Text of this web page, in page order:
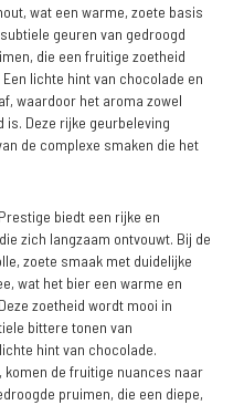
wat een warme, zoete basis
geuren van gedroogd
die een fruitige zoetheid
lichte hint van chocolade en
waardoor het aroma zowel
Deze rijke geurbeleving
de complexe smaken die het
biedt een rijke en
zich langzaam ontvouwt. Bij de
zoete smaak met duidelijke
wat het bier een warme en
zoetheid wordt mooi in
bittere tonen van
hint van chocolade.
de fruitige nuances naar
pruimen, die een diepe,